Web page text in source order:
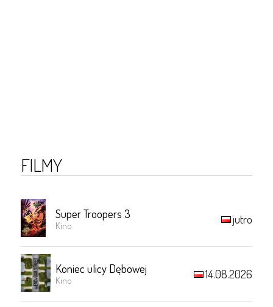
FILMY
Super Troopers 3
Kino jutro
Koniec ulicy Dębowej
Kino 14.08.2026